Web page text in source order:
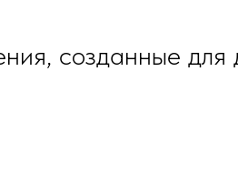
созданные для